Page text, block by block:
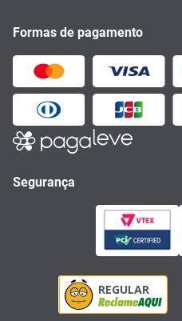
Formas de pagamento
Segurança